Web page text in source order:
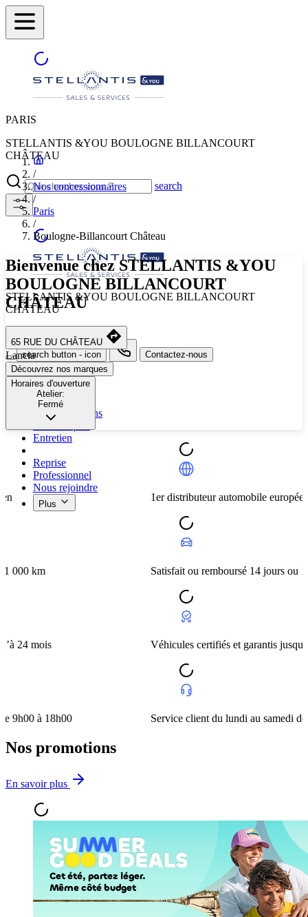
PARIS
STELLANTIS &YOU BOULOGNE BILLANCOURT
CHÂTEAU
search
STELLANTIS &YOU BOULOGNE BILLANCOURT
CHÂTEAU
Sélectionnez une autre ville
search button - icon Contactez-nous
Neuf
Occasion
Nos promotions
Entretien
Reprise
Professionnel
Nous rejoindre
Plus
/
Nos concessionnaires
/
Paris
/
Boulogne-Billancourt Château
Bienvenue chez STELLANTIS &YOU
BOULOGNE BILLANCOURT
CHÂTEAU
65 RUE DU CHÂTEAU
Lancia
Découvrez nos marques
Horaires d'ouverture
Atelier:
Fermé
18h00
1er distributeur automobile européen
Satisfait ou remboursé 14 jours ou 1 000 km
Véhicules certifiés et garantis jusqu’à 24
Service client du lundi au samedi de 9h00 à
Nos promotions
En savoir plus